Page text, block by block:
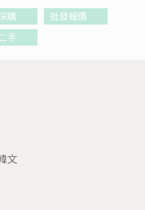
購
批發報價
手
文